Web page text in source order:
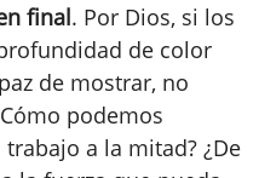
final. Por Dios, si los
de color
de mostrar, no
podemos
a la mitad? ¿De